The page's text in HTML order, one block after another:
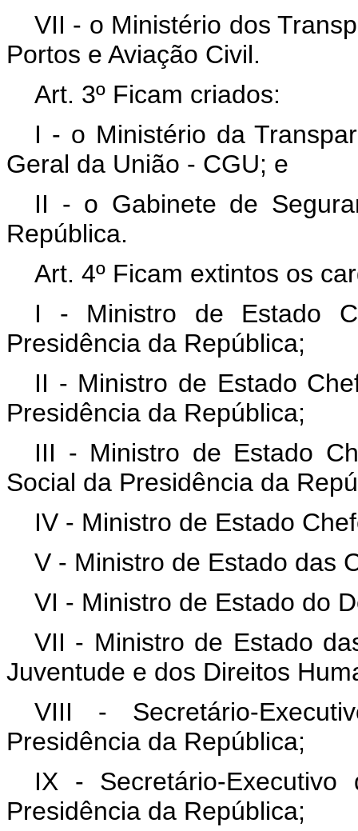
VII - o Ministério dos
Portos e Aviação Civil.
Art. 3º Ficam criados:
I - o Ministério da
Geral da União - CGU; e
II - o Gabinete de
República.
Art. 4º Ficam extintos os
I - Ministro de Estado
Presidência da República;
II - Ministro de Estado
Presidência da República;
III - Ministro de Estado
Social da Presidência da
IV - Ministro de Estado
V - Ministro de Estado das
VI - Ministro de Estado do
VII - Ministro de Estado
Juventude e dos Direitos
VIII - Secretário-
Presidência da República;
IX - Secretário-
Presidência da República;